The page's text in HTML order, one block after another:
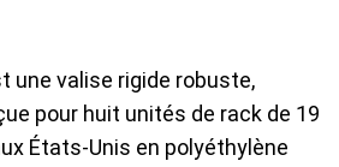
une valise rigide robuste,
pour huit unités de rack de 19
États-Unis en polyéthylène